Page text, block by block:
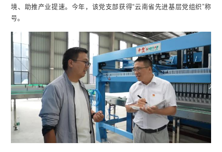
境、助推产业提速。今年，该党支部获得“云南省先进基层党组织”称
号。